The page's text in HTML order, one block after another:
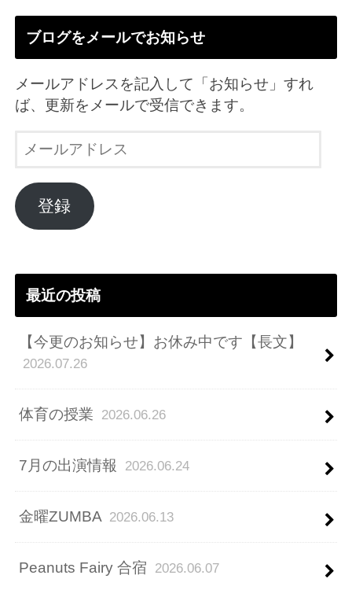
ブログをメールでお知らせ
メールアドレスを記入して「お知らせ」すれ
ば、更新をメールで受信できます。
ル
ア
ド
登録
最近の投稿
【今更のお知らせ】お休み中です【長文】
2026.07.26
体育の授業 2026.06.26
7月の出演情報 2026.06.24
金曜ZUMBA 2026.06.13
Peanuts Fairy 合宿 2026.06.07